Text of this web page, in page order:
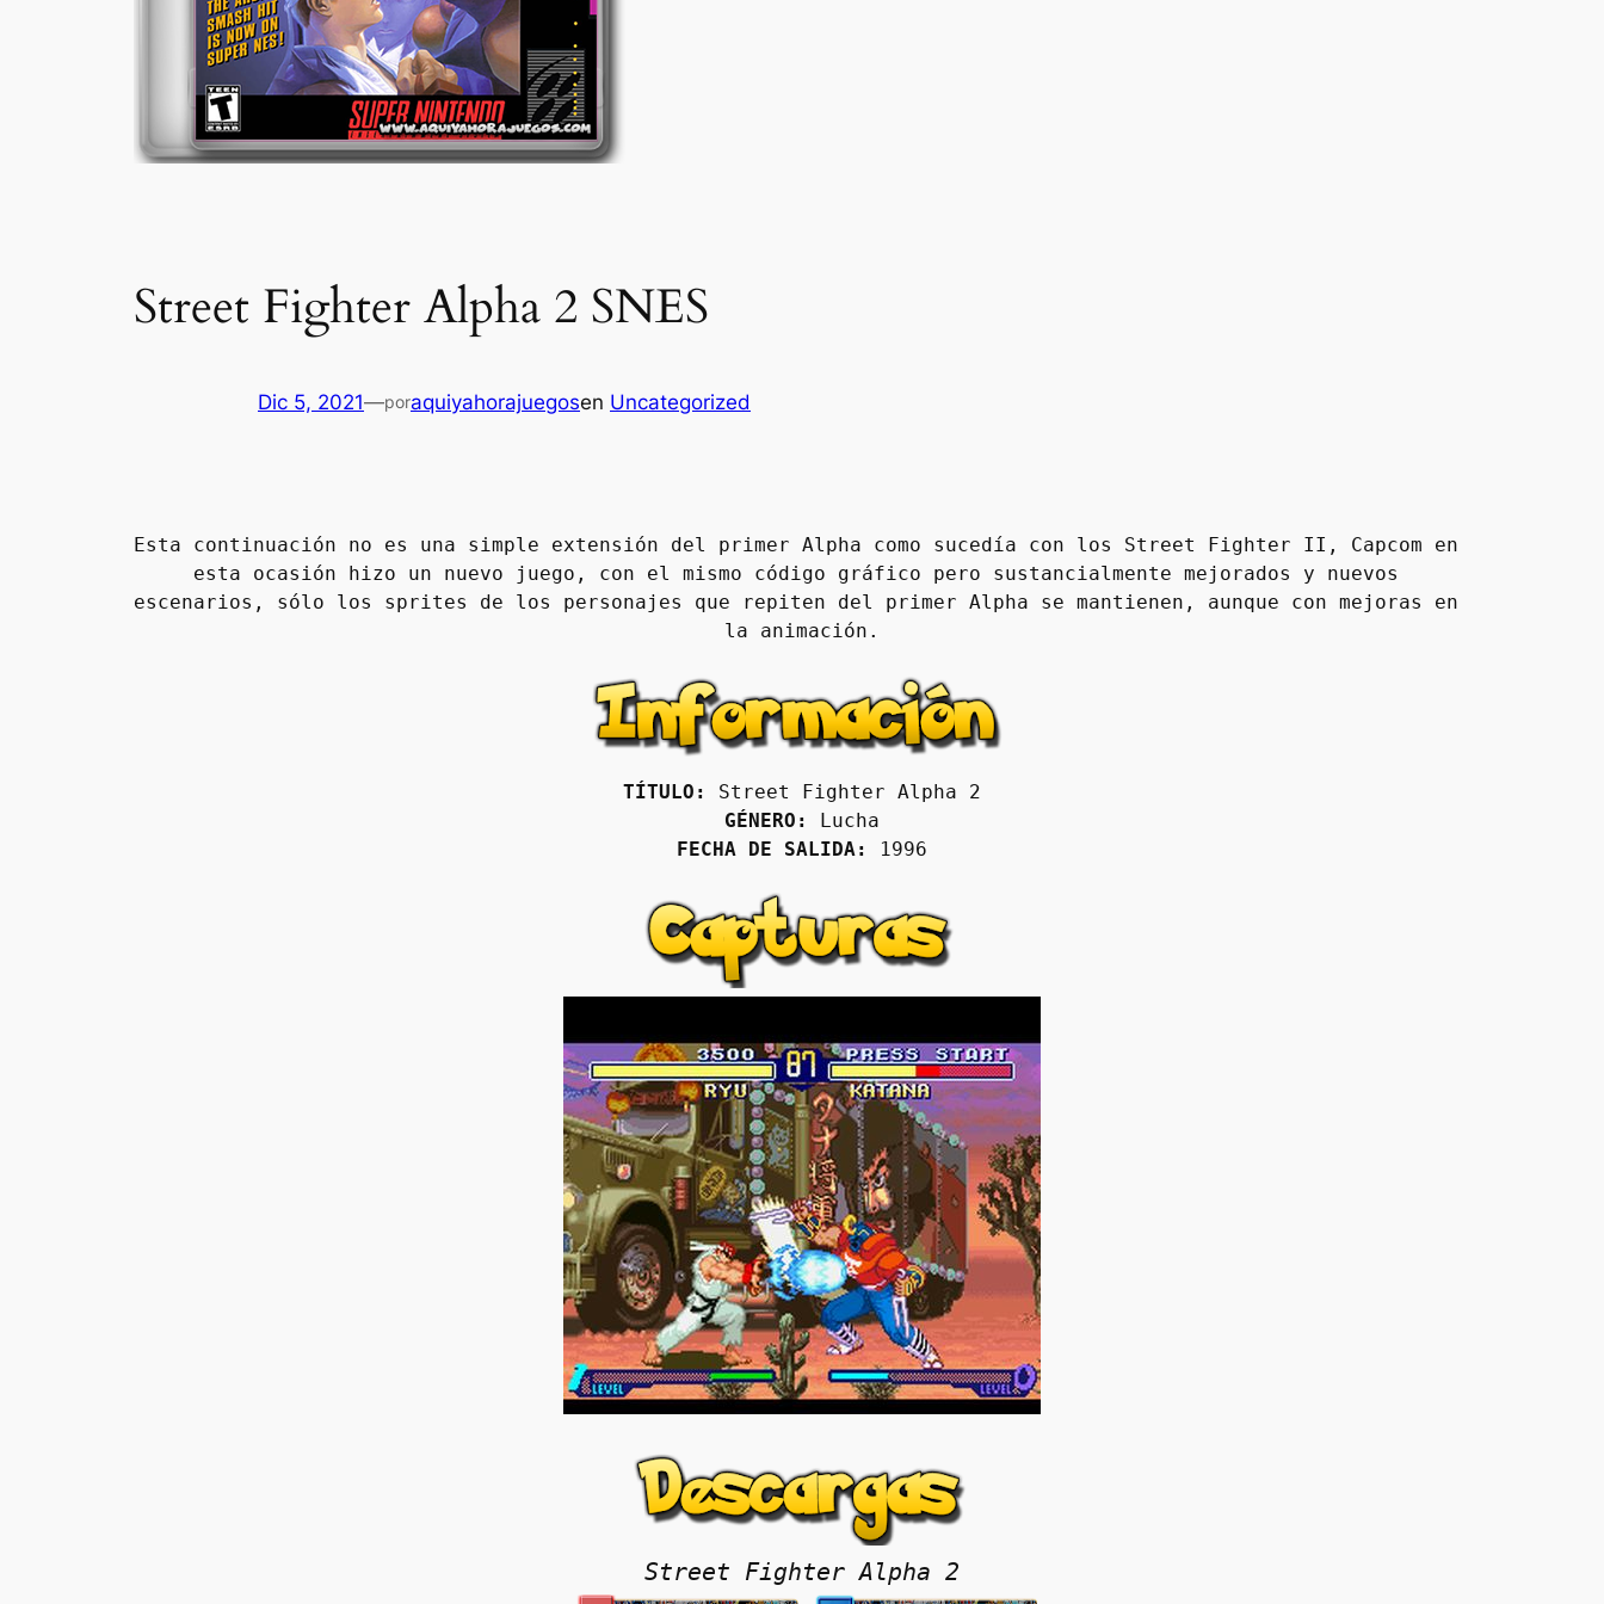
Street Fighter Alpha 2 SNES
Dic 5, 2021—poraquiyahorajuegosen Uncategorized
Esta continuación no es una simple extensión del primer Alpha como sucedía con los Street Fighter II, Capcom en
esta ocasión hizo un nuevo juego, con el mismo código gráfico pero sustancialmente mejorados y nuevos
escenarios, sólo los sprites de los personajes que repiten del primer Alpha se mantienen, aunque con mejoras en
la animación.
TÍTULO:
Street Fighter Alpha 2
GÉNERO:
Lucha
FECHA DE SALIDA:
1996
Street Fighter Alpha 2